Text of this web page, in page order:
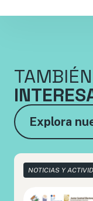
TAMBIÉN
Explora
NOTICIAS Y